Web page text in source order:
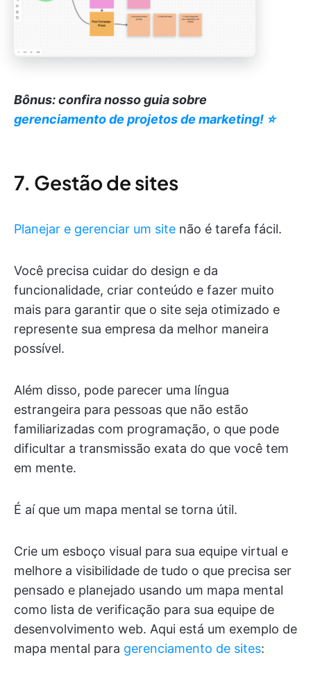
Bônus: confira nosso guia sobre
gerenciamento de projetos de marketing! ⭐️
7. Gestão de sites
Planejar e gerenciar um site não é tarefa fácil.
Você precisa cuidar do design e da
funcionalidade, criar conteúdo e fazer muito
mais para garantir que o site seja otimizado e
represente sua empresa da melhor maneira
possível.
Além disso, pode parecer uma língua
estrangeira para pessoas que não estão
familiarizadas com programação, o que pode
dificultar a transmissão exata do que você tem
em mente.
É aí que um mapa mental se torna útil.
Crie um esboço visual para sua equipe virtual e
melhore a visibilidade de tudo o que precisa ser
pensado e planejado usando um mapa mental
como lista de verificação para sua equipe de
desenvolvimento web. Aqui está um exemplo de
mapa mental para gerenciamento de sites: